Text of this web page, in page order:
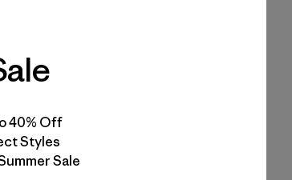
$ 399
40% Off
Styles
Sale